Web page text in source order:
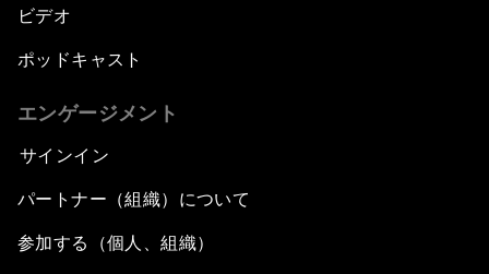
ビデオ
ポッドキャスト
エンゲージメント
サインイン
パートナー（組織）について
参加する（個人、組織）